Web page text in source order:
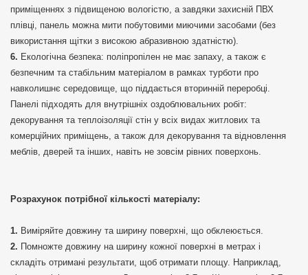
приміщеннях з підвищеною вологістю, а завдяки захисній ПВХ
плівці, панель можна мити побутовими миючими засобами (без
використання щітки з високою абразивною здатністю).
Екологічна безпека: поліпропілен не має запаху, а також є
безпечним та стабільним матеріалом в рамках турботи про
навколишнє середовище, що піддається вторинній переробці.
Панелі підходять для внутрішніх оздоблювальних робіт:
декорування та теплоізоляції стін у всіх видах житлових та
комерційних приміщень, а також для декорування та відновлення
меблів, дверей та інших, навіть не зовсім рівних поверхонь.
Розрахунок потрібної кількості матеріалу:
Виміряйте довжину та ширину поверхні, що обклеюється.
Помножте довжину на ширину кожної поверхні в метрах і
складіть отримані результати, щоб отримати площу. Наприклад,